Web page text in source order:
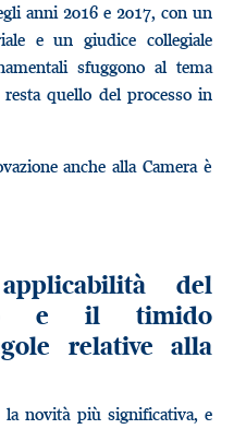
anni 2016 e 2017, con un
e un giudice collegiale
sfuggono al tema
quello del processo in
anche alla Camera è
del
e il timido
relative alla
la novità più significativa, e